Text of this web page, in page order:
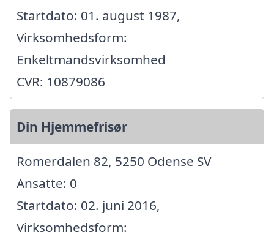
Startdato: 01. august 1987,
Virksomhedsform:
Enkeltmandsvirksomhed
CVR: 10879086
Din Hjemmefrisør
Romerdalen 82, 5250 Odense SV
Ansatte: 0
Startdato: 02. juni 2016,
Virksomhedsform: